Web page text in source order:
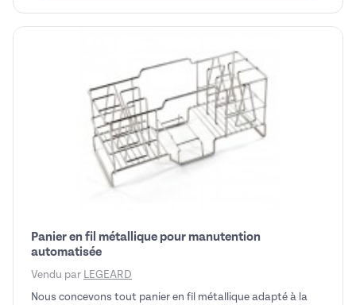
Panier en fil métallique pour manutention
automatisée
Vendu par LEGEARD
Nous concevons tout panier en fil métallique adapté à la